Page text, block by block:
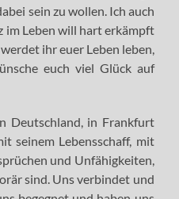
sein zu wollen. Ich auch
im Leben will hart erkämpft
ihr euer Leben leben,
euch viel Glück auf
Deutschland, in Frankfurt
seinem Lebensschaff, mit
und Unfähigkeiten,
sind. Uns verbindet und